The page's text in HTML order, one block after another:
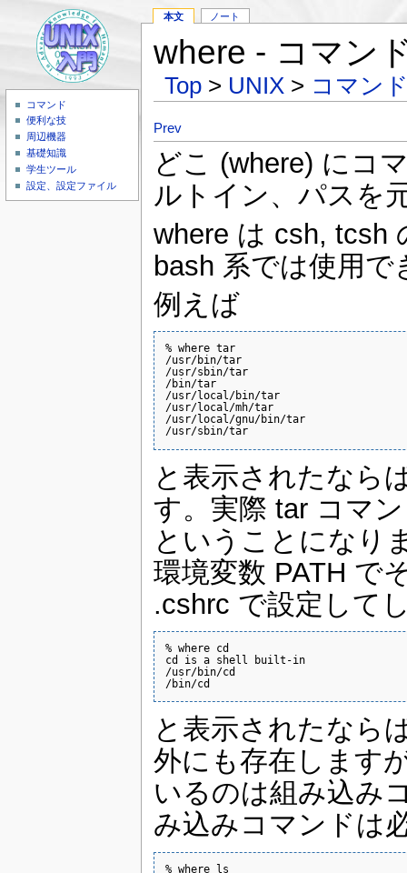
コマンド
便利な技
周辺機器
基礎知識
学生ツール
設定、設定ファイル
本文 ノート
where - コマン
Top > UNIX > コマン
Prev
どこ (where) にコ
ルトイン、パスを
where は csh, tcsh
bash 系では使用で
例えば
% where tar
/usr/bin/tar
/usr/sbin/tar
/bin/tar
/usr/local/bin/tar
/usr/local/mh/tar
/usr/local/gnu/bin/tar
/usr/sbin/tar
と表示されたなら
す。実際 tar コマ
ということになり
環境変数 PATH で
.cshrc で設定して
% where cd
cd is a shell built-in
/usr/bin/cd
/bin/cd
と表示されたなら
外にも存在します
いるのは組み込み
み込みコマンドは
% where ls